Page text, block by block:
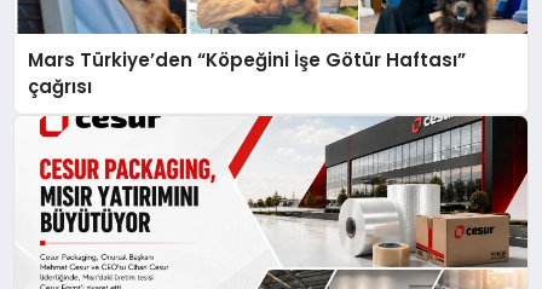
Mars Türkiye’den “Köpeğini İşe Götür Haftası”
çağrısı